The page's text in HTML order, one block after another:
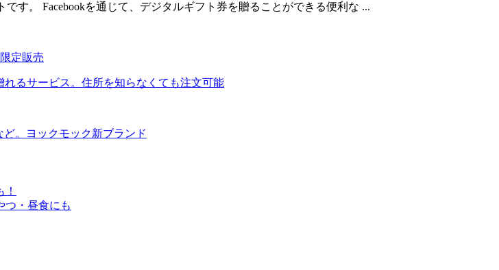
す。 Facebookを通じて、デジタルギフト券を贈ることができる便利な ...
定販売
れるサービス。住所を知らなくても注文可能
。ヨックモック新ブランド
つ・昼食にも